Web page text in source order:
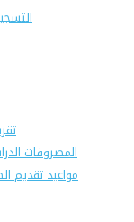
المصروفات
مواعيد تقديم